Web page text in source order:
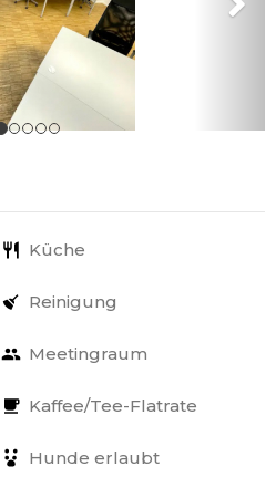
Küche
Reinigung
Meetingraum
Kaffee/Tee-Flatrate
Hunde erlaubt